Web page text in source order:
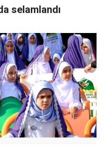
selamlandı